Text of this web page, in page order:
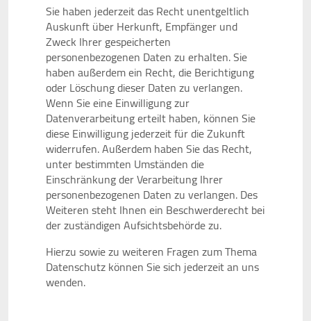
Sie haben jederzeit das Recht unentgeltlich
Auskunft über Herkunft, Empfänger und
Zweck Ihrer gespeicherten
personenbezogenen Daten zu erhalten. Sie
haben außerdem ein Recht, die Berichtigung
oder Löschung dieser Daten zu verlangen.
Wenn Sie eine Einwilligung zur
Datenverarbeitung erteilt haben, können Sie
diese Einwilligung jederzeit für die Zukunft
widerrufen. Außerdem haben Sie das Recht,
unter bestimmten Umständen die
Einschränkung der Verarbeitung Ihrer
personenbezogenen Daten zu verlangen. Des
Weiteren steht Ihnen ein Beschwerderecht bei
der zuständigen Aufsichtsbehörde zu.
Hierzu sowie zu weiteren Fragen zum Thema
Datenschutz können Sie sich jederzeit an uns
wenden.